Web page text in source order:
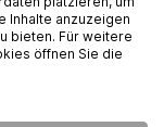
Inhalte anzuzeigen
bieten. Für weitere
öffnen Sie die